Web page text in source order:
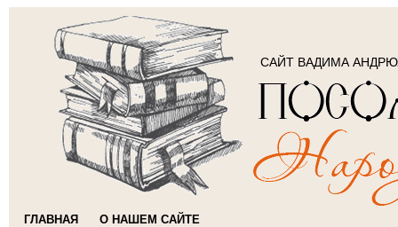
САЙТ ВАДИМА
ГЛАВНАЯ О НАШЕМ САЙТЕ